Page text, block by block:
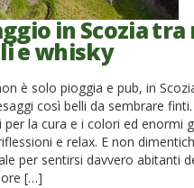
in Scozia
e whisky
è solo pioggia e pub, in
così belli da sembrare
per la cura e i colori ed enormi
e relax. E non
per sentirsi davvero abitanti
[…]